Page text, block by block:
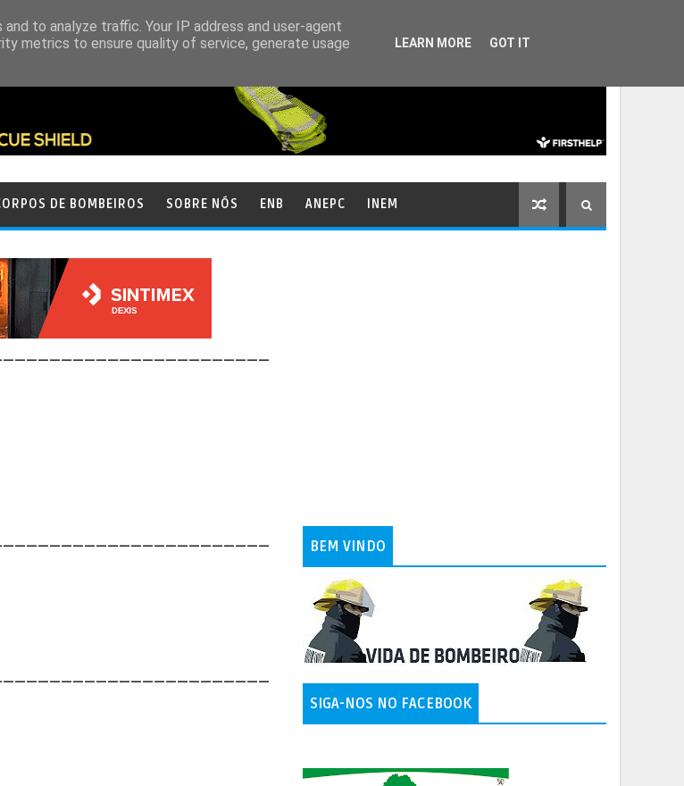
DE BOMBEIROS SOBRE NÓS ENB ANEPC INEM
BEM VINDO
SIGA-NOS NO FACEBOOK
to analyze traffic. Your IP address and user-agent
metrics to ensure quality of service, generate usage
LEARN MORE GOT IT